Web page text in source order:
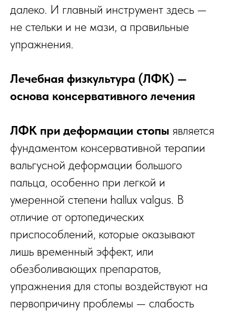
далеко. И главный инструмент здесь —
не стельки и не мази, а правильные
упражнения.
Лечебная физкультура (ЛФК) —
основа консервативного лечения
ЛФК при деформации стопы является
фундаментом консервативной терапии
вальгусной деформации большого
пальца, особенно при легкой и
умеренной степени hallux valgus. В
отличие от ортопедических
приспособлений, которые оказывают
лишь временный эффект, или
обезболивающих препаратов,
упражнения для стопы воздействуют на
первопричину проблемы — слабость